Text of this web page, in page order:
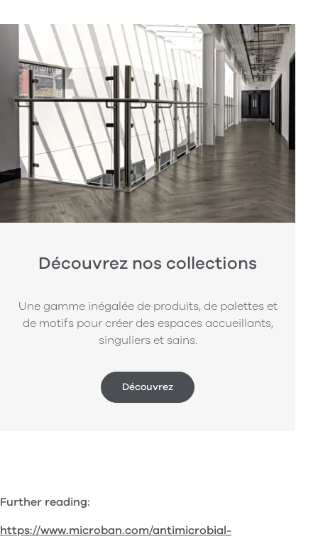
Découvrez nos collections
Une gamme inégalée de produits, de palettes et
de motifs pour créer des espaces accueillants,
singuliers et sains.
Découvrez
Further reading:
https://www.microban.com/antimicrobial-